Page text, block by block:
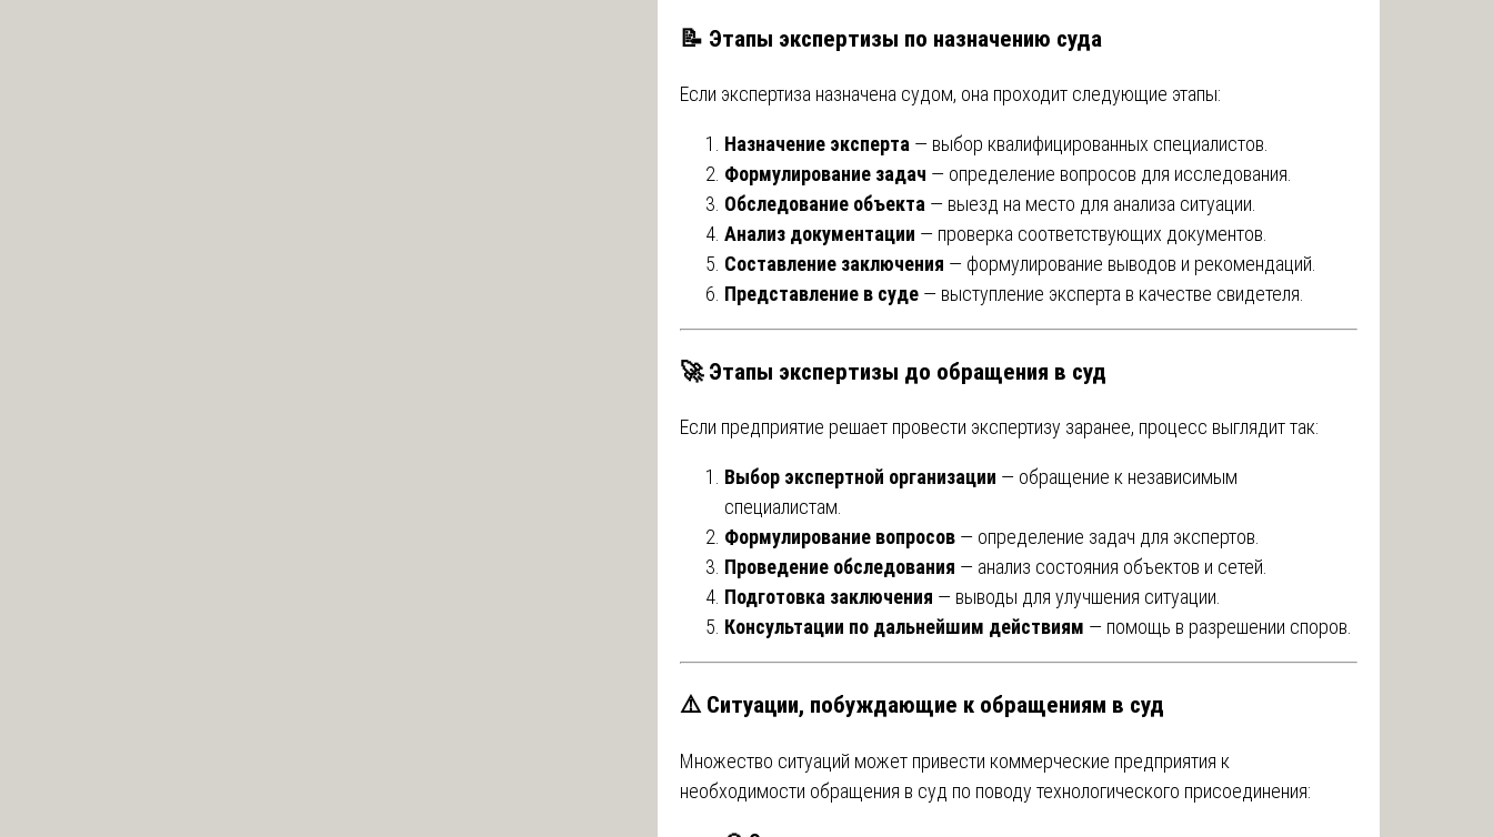
📝 Этапы экспертизы по назначению суда
Если экспертиза назначена судом, она проходит следующие этапы:
Назначение эксперта — выбор квалифицированных специалистов.
Формулирование задач — определение вопросов для исследования.
Обследование объекта — выезд на место для анализа ситуации.
Анализ документации — проверка соответствующих документов.
Составление заключения — формулирование выводов и рекомендаций.
Представление в суде — выступление эксперта в качестве свидетеля.
🚀 Этапы экспертизы до обращения в суд
Если предприятие решает провести экспертизу заранее, процесс выглядит так:
Выбор экспертной организации — обращение к независимым
специалистам.
Формулирование вопросов — определение задач для экспертов.
Проведение обследования — анализ состояния объектов и сетей.
Подготовка заключения — выводы для улучшения ситуации.
Консультации по дальнейшим действиям — помощь в разрешении споров.
⚠️ Ситуации, побуждающие к обращениям в суд
Множество ситуаций может привести коммерческие предприятия к
необходимости обращения в суд по поводу технологического присоединения: